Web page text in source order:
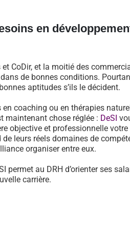
en
CoDir, et la moitié des
de bonnes conditions.
aptitudes s’ils le décident.
en coaching ou en thérapies
maintenant chose réglée : DeSI
objective et professionnelle
leurs réels domaines de
organiser entre eux.
permet au DRH d’orienter ses
carrière.